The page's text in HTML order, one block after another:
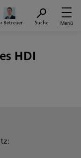
Betreuer Suche Menü
HDI